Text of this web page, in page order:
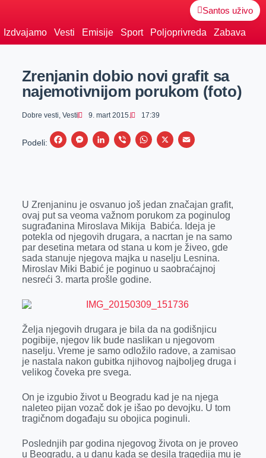
Santos uživo
Izdvajamo Vesti Emisije Sport Poljoprivreda Zabava
Zrenjanin dobio novi grafit sa
najemotivnijom porukom (foto)
Dobre vesti, Vesti 9. mart 2015. 17:39
Podeli:
F
b
o
o
k
M
e
n
g
e
r
L
e
d
I
n
V
r
W
s
A
p
p
X
E
l
U Zrenjaninu je osvanuo još jedan značajan grafit,
ovaj put sa veoma važnom porukom za poginulog
sugrađanina Miroslava Mikija Babića. Ideja je
potekla od njegovih drugara, a nacrtan je na samo
par desetina metara od stana u kom je živeo, gde
sada stanuje njegova majka u naselju Lesnina.
Miroslav Miki Babić je poginuo u saobraćajnoj
nesreći 3. marta prošle godine.
Želja njegovih drugara je bila da na godišnjicu
pogibije, njegov lik bude naslikan u njegovom
naselju. Vreme je samo odložilo radove, a zamisao
je nastala nakon gubitka njihovog najboljeg druga i
velikog čoveka pre svega.
On je izgubio život u Beogradu kad je na njega
naleteo pijan vozač dok je išao po devojku. U tom
tragičnom događaju su obojica poginuli.
Poslednjih par godina njegovog života on je proveo
u Beogradu, a u danu kada se desila tragedija mu je